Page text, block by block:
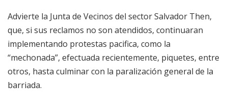
Advierte la Junta de Vecinos del sector Salvador Then,
que, si sus reclamos no son atendidos, continuaran
implementando protestas pacifica, como la
“mechonada”, efectuada recientemente, piquetes, entre
otros, hasta culminar con la paralización general de la
barriada.